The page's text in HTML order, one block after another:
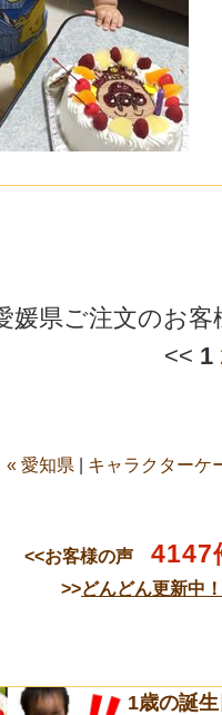
媛県ご注文のお
<< 1
« 愛知県 キャラクターケ
<<お客様の声 4147
>>どんどん更新中
1歳の誕